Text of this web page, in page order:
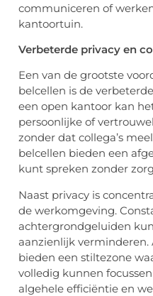
communiceren of
kantoortuin.
Verbeterde privacy en
Een van de grootste
belcellen is de
een open kantoor kan
persoonlijke of
zonder dat collega’s
belcellen bieden een
kunt spreken zonder
Naast privacy is
de werkomgeving.
achtergrondgeluiden
aanzienlijk verminderen.
bieden een stiltezone
volledig kunnen
algehele efficiëntie en